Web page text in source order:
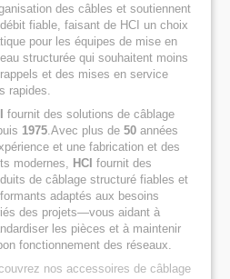
des câbles et soutiennent
fiable, faisant de HCI un choix
pour les équipes de mise en
structurée qui souhaitent moins
et des mises en service
rapides.
fournit des solutions de câblage
1975.Avec plus de 50 années
et une fabrication et des
modernes, HCI fournit des
de câblage structuré fiables et
adaptés aux besoins
des projets—vous aidant à
les pièces et à maintenir
fonctionnement des réseaux.
nos accessoires de câblage